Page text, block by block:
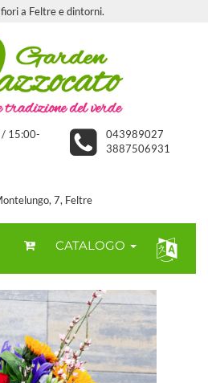
a Feltre e dintorni.
/ 15:00-
043989027
3887506931
7, Feltre
CATALOGO